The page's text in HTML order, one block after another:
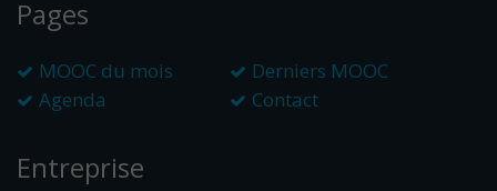
Pages
MOOC du mois
Derniers MOOC
Agenda
Contact
Entreprise